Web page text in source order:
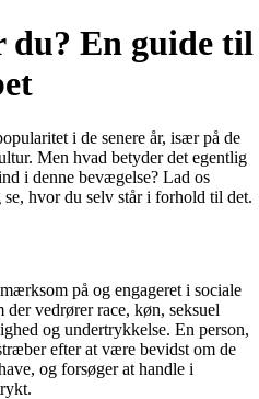
du? En guide til
i de senere år, især på de
Men hvad betyder det egentlig
i denne bevægelse? Lad os
se, hvor du selv står i forhold til det.
på og engageret i sociale
vedrører race, køn, seksuel
og undertrykkelse. En person,
efter at være bevidst om de
og forsøger at handle i